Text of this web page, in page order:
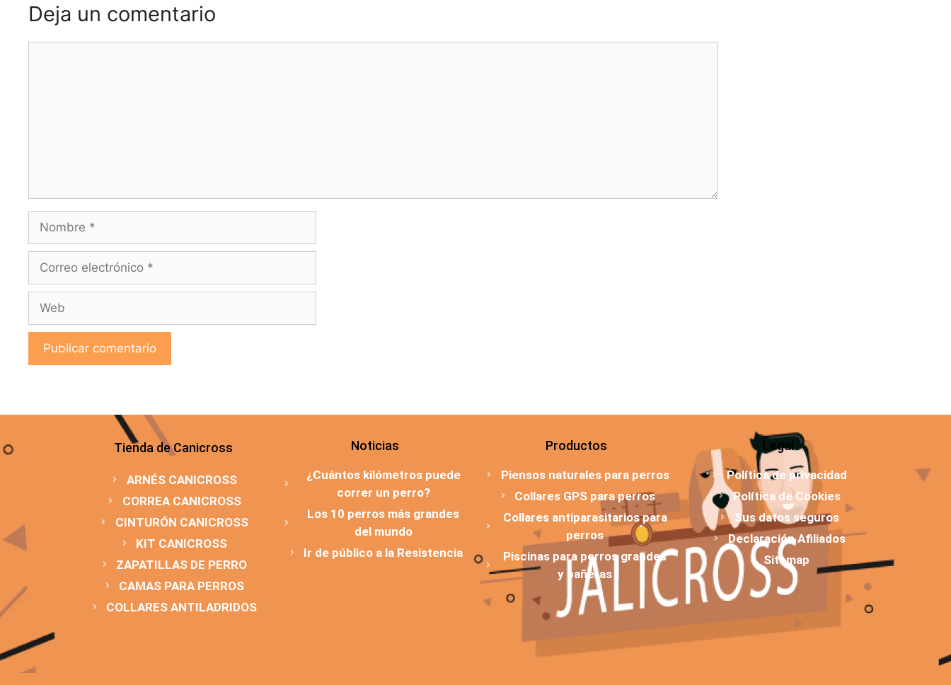
Deja un comentario
Tienda de Canicross
ARNÉS CANICROSS
CORREA CANICROSS
CINTURÓN CANICROSS
KIT CANICROSS
ZAPATILLAS DE PERRO
CAMAS PARA PERROS
COLLARES ANTILADRIDOS
Noticias
¿Cuántos kilómetros puede
correr un perro?
Los 10 perros más grandes
del mundo
Ir de público a la Resistencia
Productos
Piensos naturales para perros
Collares GPS para perros
Collares antiparasitarios para
perros
Piscinas para perros grandes
y bañeras
Legal
Política de privacidad
Política de Cookies
Sus datos seguros
Declaración Afiliados
Sitemap